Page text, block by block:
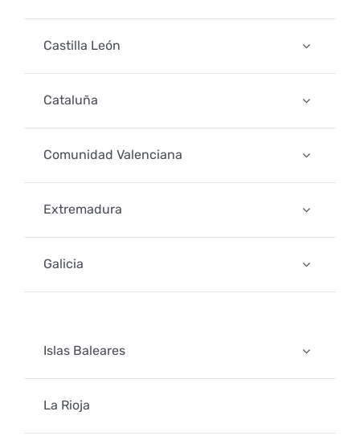
Castilla León
Cataluña
Comunidad Valenciana
Extremadura
Galicia
Islas Baleares
La Rioja